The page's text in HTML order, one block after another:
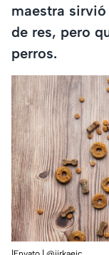
maestra
de res, pero
perros.